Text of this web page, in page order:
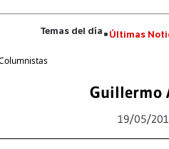
Últimas
Guillermo
19/05/